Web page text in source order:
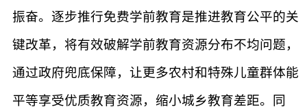
振奋。逐步推行免费学前教育是推进教育公平的关
键改革，将有效破解学前教育资源分布不均问题，
通过政府兜底保障，让更多农村和特殊儿童群体能
平等享受优质教育资源，缩小城乡教育差距。同